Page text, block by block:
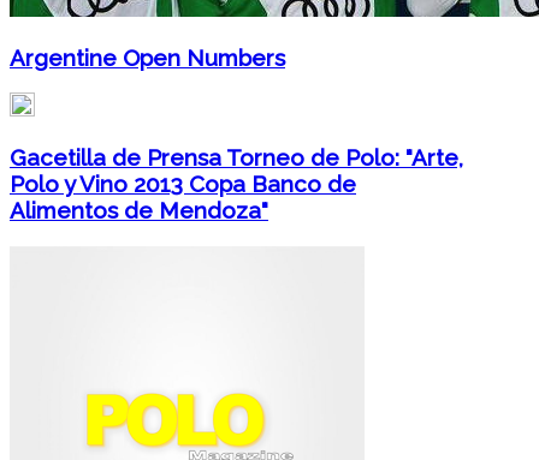
Argentine Open Numbers
Gacetilla de Prensa Torneo de Polo: "Arte,
Polo y Vino 2013 Copa Banco de
Alimentos de Mendoza"